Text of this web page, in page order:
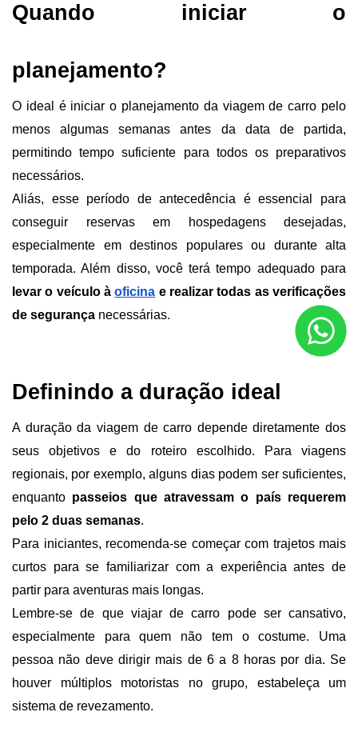
Quando iniciar o
planejamento?
O ideal é iniciar o planejamento da viagem de carro pelo
menos algumas semanas antes da data de partida,
permitindo tempo suficiente para todos os preparativos
necessários.
Aliás, esse período de antecedência é essencial para
conseguir reservas em hospedagens desejadas,
especialmente em destinos populares ou durante alta
levar o veículo à oficina e realizar todas as verificações
de segurança necessárias.
Definindo a duração ideal
A duração da viagem de carro depende diretamente dos
seus objetivos e do roteiro escolhido. Para viagens
regionais, por exemplo, alguns dias podem ser suficientes,
enquanto passeios que atravessam o país requerem
pelo 2 duas semanas.
Para iniciantes, recomenda-se começar com trajetos mais
curtos para se familiarizar com a experiência antes de
partir para aventuras mais longas.
Lembre-se de que viajar de carro pode ser cansativo,
especialmente para quem não tem o costume. Uma
pessoa não deve dirigir mais de 6 a 8 horas por dia. Se
houver múltiplos motoristas no grupo, estabeleça um
sistema de revezamento.